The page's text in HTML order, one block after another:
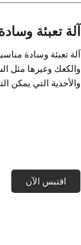
آلة تعبئة
آلة تعبئة وسادة
والكعك وغيرها مثل
والأحذية التي يمكن
اقتبس الآن